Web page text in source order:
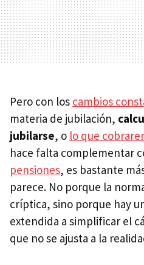
Pero con los cambios
materia de jubilación, c
jubilarse, o lo que
hace falta complementar
pensiones, es bastante
parece. No porque la
críptica, sino porque hay
extendida a simplificar el
que no se ajusta a la